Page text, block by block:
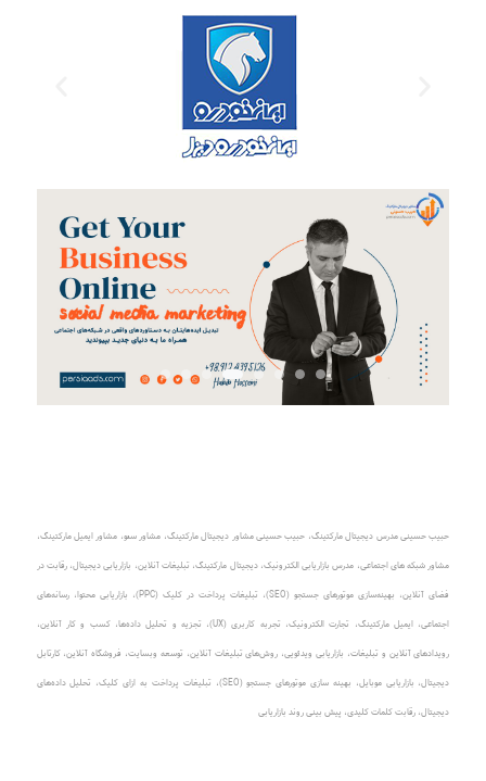
حبیب حسینی مدرس دیجیتال مارکتینگ، حبیب حسینی مشاور دیجیتال مارکتینگ، مشاور سئو، مشاور ایمیل مارکتینگ،
مشاور شبکه های اجتماعی، مدرس بازاریابی الکترونیک،دیجیتال مارکتینگ، تبلیغات آنلاین، بازاریابی دیجیتال، رقابت در
فضای آنلاین، بهینه‌سازی موتورهای جستجو (SEO) ، تبلیغات پرداخت در کلیک (PPC) ، بازاریابی محتوا، رسانه‌های
اجتماعی، ایمیل مارکتینگ، تجارت الکترونیک، تجربه کاربری (UX)، تجزیه و تحلیل داده‌ها، کسب و کار آنلاین،
رویدادهای آنلاین و تبلیغات، بازاریابی ویدئویی، روش‌های تبلیغات آنلاین، توسعه وبسایت، فروشگاه آنلاین، کارتابل
دیجیتال، بازاریابی موبایل، بهینه سازی موتورهای جستجو (SEO)، تبلیغات پرداخت به ازای کلیک، تحلیل داده‌های
دیجیتال، رقابت کلمات کلیدی، پیش بینی روند بازاریابی